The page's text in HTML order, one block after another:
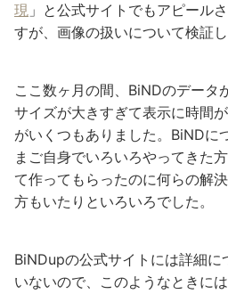
現 」と公式サイトでもアピール
すが、画像の扱いについて検証し
ここ数ヶ月の間、BiNDのデータ
サイズが大きすぎて表示に時間
がいくつもありました。BiNDに
まご自身でいろいろやってきた
て作ってもらったのに何らの解
方もいたりといろいろでした。
BiNDupの公式サイトには詳細に
いないので、このようなときに